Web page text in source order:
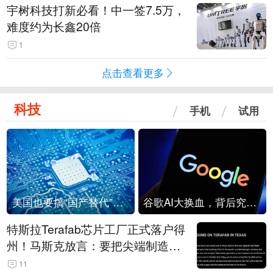
宇树科技打新必看！中一签7.5万，
难度约为长鑫20倍
1
点击查看更多
科技 手机 试用
美国也要搞“国产替代”？先算清三笔账 谷歌AI大换血，背后究竟发生了什么？
特斯拉Terafab芯片工厂正式落户得
州！马斯克放言：要把尖端制造带
回美国
11